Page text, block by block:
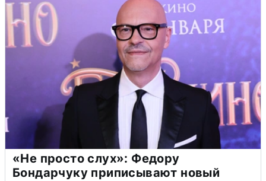
«Не просто слух»: Федору
Бондарчуку приписывают новый